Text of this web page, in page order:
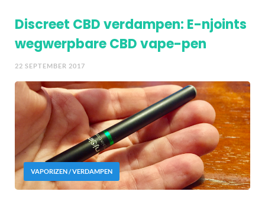
Discreet CBD verdampen: E-njoints
wegwerpbare CBD vape-pen
22 SEPTEMBER 2017
VAPORIZEN / VERDAMPEN